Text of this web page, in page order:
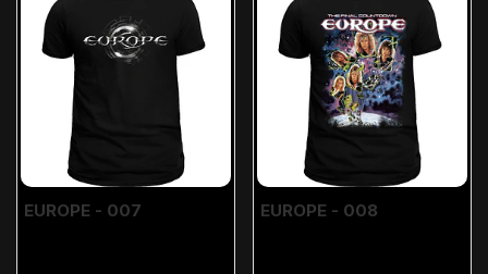
EUROPE - 007 EUROPE - 008